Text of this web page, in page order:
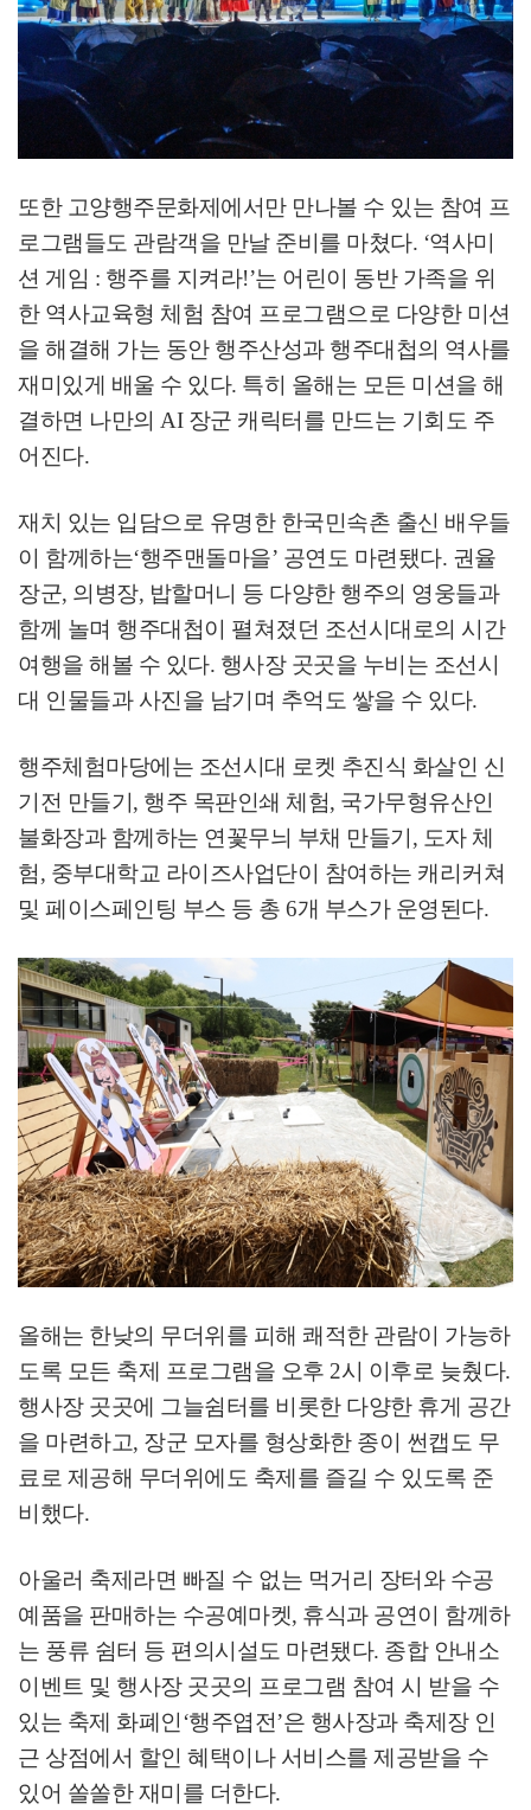
또한 고양행주문화제에서만 만나볼 수 있는 참여 프
로그램들도 관람객을 만날 준비를 마쳤다. ‘역사미
션 게임 : 행주를 지켜라!’는 어린이 동반 가족을 위
한 역사교육형 체험 참여 프로그램으로 다양한 미션
을 해결해 가는 동안 행주산성과 행주대첩의 역사를
재미있게 배울 수 있다. 특히 올해는 모든 미션을 해
결하면 나만의 AI 장군 캐릭터를 만드는 기회도 주
어진다.
재치 있는 입담으로 유명한 한국민속촌 출신 배우들
이 함께하는‘행주맨돌마을’ 공연도 마련됐다. 권율
장군, 의병장, 밥할머니 등 다양한 행주의 영웅들과
함께 놀며 행주대첩이 펼쳐졌던 조선시대로의 시간
여행을 해볼 수 있다. 행사장 곳곳을 누비는 조선시
대 인물들과 사진을 남기며 추억도 쌓을 수 있다.
행주체험마당에는 조선시대 로켓 추진식 화살인 신
기전 만들기 , 행주 목판인쇄 체험, 국가무형유산인
불화장과 함께하는 연꽃무늬 부채 만들기 , 도자 체
험, 중부대학교 라이즈사업단이 참여하는 캐리커쳐
및 페이스페인팅 부스 등 총 6개 부스가 운영된다.
올해는 한낮의 무더위를 피해 쾌적한 관람이 가능하
도록 모든 축제 프로그램을 오후 2시 이후로 늦췄다.
행사장 곳곳에 그늘쉼터를 비롯한 다양한 휴게 공간
을 마련하고, 장군 모자를 형상화한 종이 썬캡도 무
료로 제공해 무더위에도 축제를 즐길 수 있도록 준
비했다.
아울러 축제라면 빠질 수 없는 먹거리 장터와 수공
예품을 판매하는 수공예마켓, 휴식과 공연이 함께하
는 풍류 쉼터 등 편의시설도 마련됐다. 종합 안내소
이벤트 및 행사장 곳곳의 프로그램 참여 시 받을 수
있는 축제 화폐인‘행주엽전’은 행사장과 축제장 인
근 상점에서 할인 혜택이나 서비스를 제공받을 수
있어 쏠쏠한 재미를 더한다.